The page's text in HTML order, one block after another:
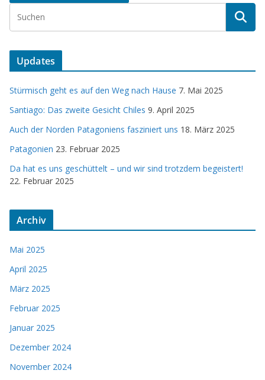
Updates
Stürmisch geht es auf den Weg nach Hause 7. Mai 2025
Santiago: Das zweite Gesicht Chiles 9. April 2025
Auch der Norden Patagoniens fasziniert uns 18. März 2025
Patagonien 23. Februar 2025
Da hat es uns geschüttelt – und wir sind trotzdem begeistert!
22. Februar 2025
Archiv
Mai 2025
April 2025
März 2025
Februar 2025
Januar 2025
Dezember 2024
November 2024